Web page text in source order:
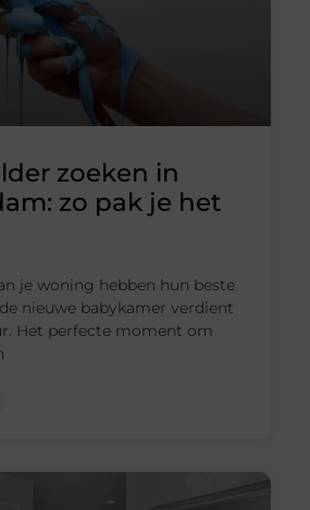
zoeken in
zo pak je het
je woning hebben hun beste
nieuwe babykamer verdient
Het perfecte moment om